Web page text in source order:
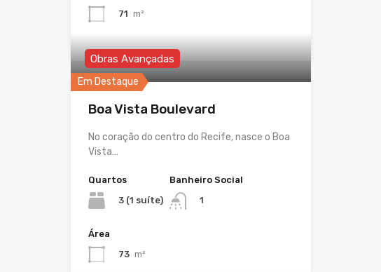
71 m²
Em Destaque
Obras Avançadas
Boa Vista Boulevard
No coração do centro do Recife, nasce o Boa
Vista…
Quartos
3 (1 suíte)
Banheiro Social
1
Área
73 m²